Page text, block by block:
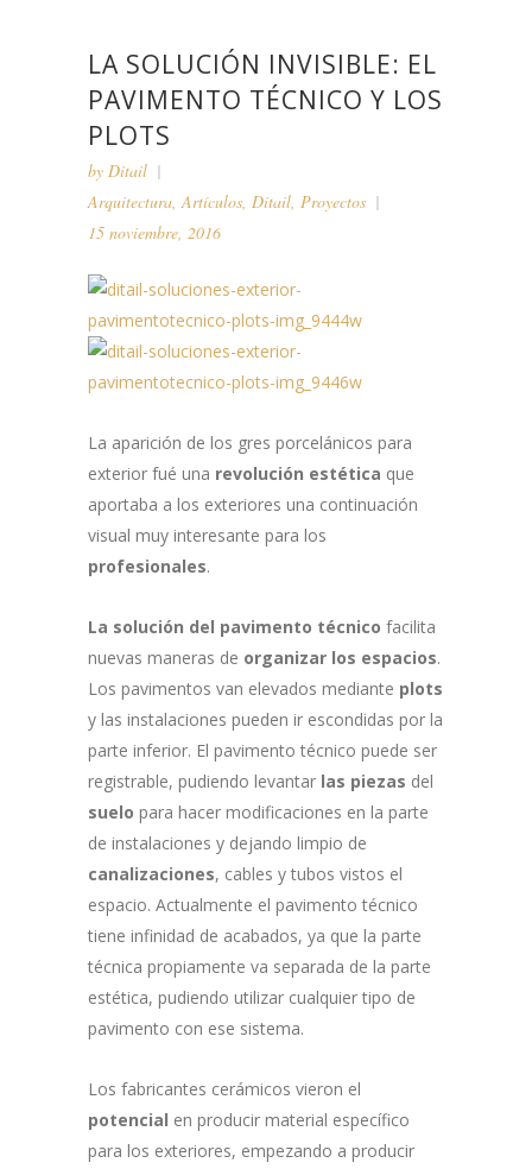
LA SOLUCIÓN INVISIBLE: EL
PAVIMENTO TÉCNICO Y LOS
PLOTS
by Ditail
Arquitectura,Artículos, Ditail, Proyectos
15 noviembre, 2016
La aparición de los gres porcelánicos para
exterior fué una revolución estética que
aportaba a los exteriores una continuación
visual muy interesante para los
profesionales.
La solución del pavimento técnico facilita
nuevas maneras de organizar los espacios.
Los pavimentos van elevados mediante plots
y las instalaciones pueden ir escondidas por la
parte inferior. El pavimento técnico puede ser
registrable, pudiendo levantar las piezas del
suelo para hacer modificaciones en la parte
de instalaciones y dejando limpio de
canalizaciones, cables y tubos vistos el
espacio. Actualmente el pavimento técnico
tiene infinidad de acabados, ya que la parte
técnica propiamente va separada de la parte
estética, pudiendo utilizar cualquier tipo de
pavimento con ese sistema.
Los fabricantes cerámicos vieron el
potencial en producir material específico
para los exteriores, empezando a producir